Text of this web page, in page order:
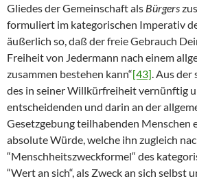
Gliedes der Gemeinschaft als Bürgers
formuliert im kategorischen Imperativ
äußerlich so, daß der freie Gebrauch
Freiheit von Jedermann nach einem
zusammen bestehen kann“[43]. Aus
des in seiner Willkürfreiheit vernünftig
entscheidenden und darin an der
Gesetzgebung teilhabenden Menschen
absolute Würde, welche ihn zugleich
“Menschheitszweckformel“ des
“Wert an sich“, als Zweck an sich selbst